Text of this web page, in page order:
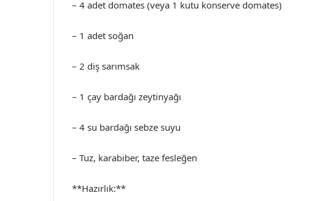
– 4 adet domates (veya 1 kutu konserve domates)
– 1 adet soğan
– 2 diş sarımsak
– 1 çay bardağı zeytinyağı
– 4 su bardağı sebze suyu
– Tuz, karabiber, taze fesleğen
**Hazırlık:**